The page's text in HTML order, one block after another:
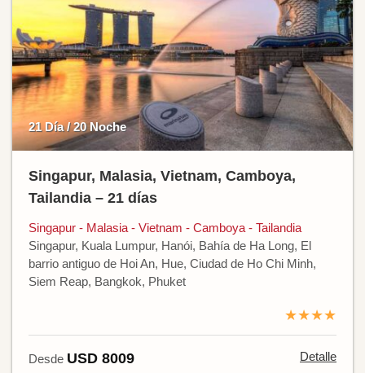
21 Día / 20 Noche
Singapur, Malasia, Vietnam, Camboya,
Tailandia – 21 días
Singapur - Malasia - Vietnam - Camboya - Tailandia
Singapur, Kuala Lumpur, Hanói, Bahía de Ha Long, El
barrio antiguo de Hoi An, Hue, Ciudad de Ho Chi Minh,
Siem Reap, Bangkok, Phuket
★★★★
Desde USD 8009 Detalle